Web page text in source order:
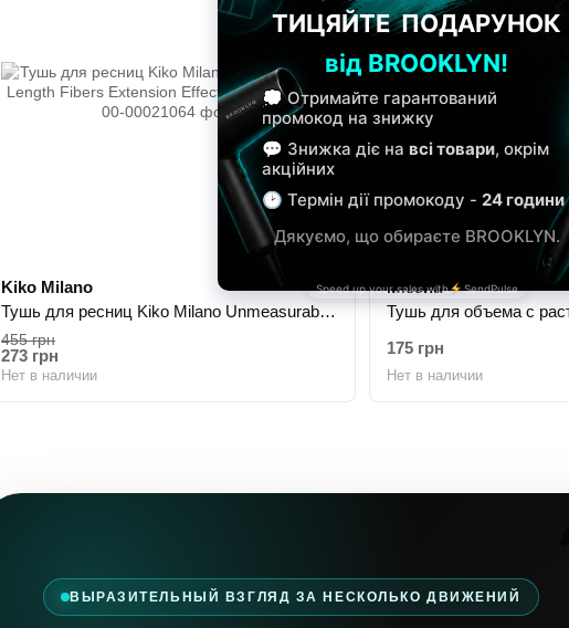
ВЫРАЗИТЕЛЬНЫЙ ВЗГЛЯД ЗА НЕСКОЛЬКО ДВИЖЕНИЙ
Kiko Milano
Тушь для ресниц Kiko Milano Unmeasurable Length Fibers Extension Effect Mascara 12 мл
455 грн
273 грн
Нет в наличии
Missha
175 грн
Нет в наличии